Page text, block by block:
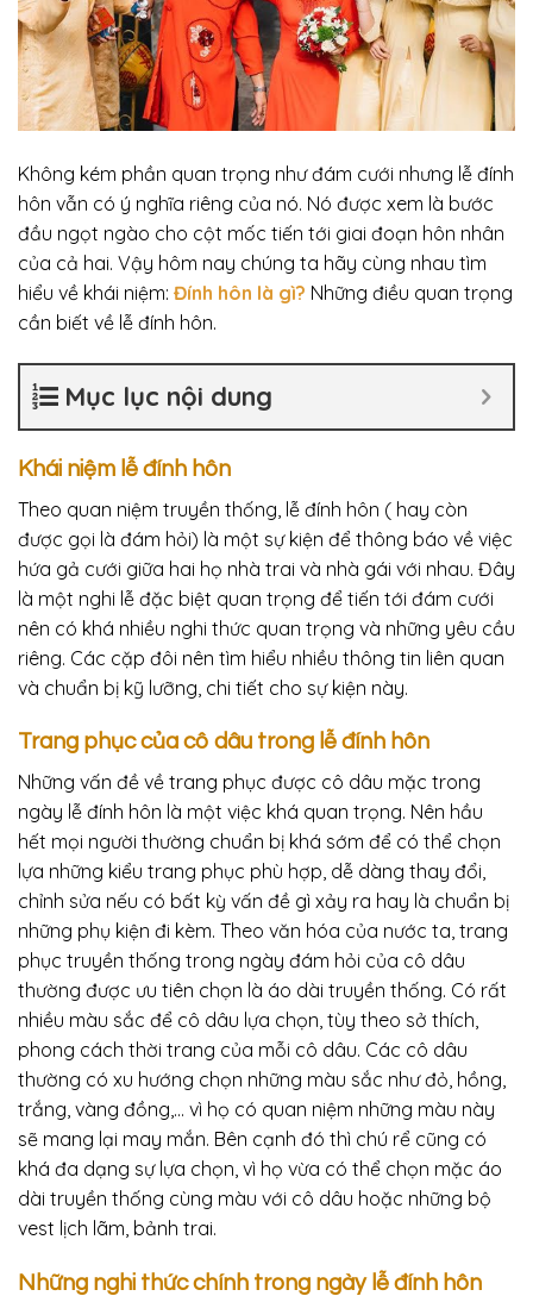
Không kém phần quan trọng như đám cưới nhưng lễ đính
hôn vẫn có ý nghĩa riêng của nó. Nó được xem là bước
đầu ngọt ngào cho cột mốc tiến tới giai đoạn hôn nhân
của cả hai. Vậy hôm nay chúng ta hãy cùng nhau tìm
hiểu về khái niệm: Đính hôn là gì? Những điều quan trọng
cần biết về lễ đính hôn.
Mục lục nội dung
Khái niệm lễ đính hôn
Theo quan niệm truyền thống, lễ đính hôn ( hay còn
được gọi là đám hỏi) là một sự kiện để thông báo về việc
hứa gả cưới giữa hai họ nhà trai và nhà gái với nhau. Đây
là một nghi lễ đặc biệt quan trọng để tiến tới đám cưới
nên có khá nhiều nghi thức quan trọng và những yêu cầu
riêng. Các cặp đôi nên tìm hiểu nhiều thông tin liên quan
và chuẩn bị kỹ lưỡng, chi tiết cho sự kiện này.
Trang phục của cô dâu trong lễ đính hôn
Những vấn đề về trang phục được cô dâu mặc trong
ngày lễ đính hôn là một việc khá quan trọng. Nên hầu
hết mọi người thường chuẩn bị khá sớm để có thể chọn
lựa những kiểu trang phục phù hợp, dễ dàng thay đổi,
chỉnh sửa nếu có bất kỳ vấn đề gì xảy ra hay là chuẩn bị
những phụ kiện đi kèm. Theo văn hóa của nước ta, trang
phục truyền thống trong ngày đám hỏi của cô dâu
thường được ưu tiên chọn là áo dài truyền thống. Có rất
nhiều màu sắc để cô dâu lựa chọn, tùy theo sở thích,
phong cách thời trang của mỗi cô dâu. Các cô dâu
thường có xu hướng chọn những màu sắc như đỏ, hồng,
trắng, vàng đồng,… vì họ có quan niệm những màu này
sẽ mang lại may mắn. Bên cạnh đó thì chú rể cũng có
khá đa dạng sự lựa chọn, vì họ vừa có thể chọn mặc áo
dài truyền thống cùng màu với cô dâu hoặc những bộ
vest lịch lãm, bảnh trai.
Những nghi thức chính trong ngày lễ đính hôn